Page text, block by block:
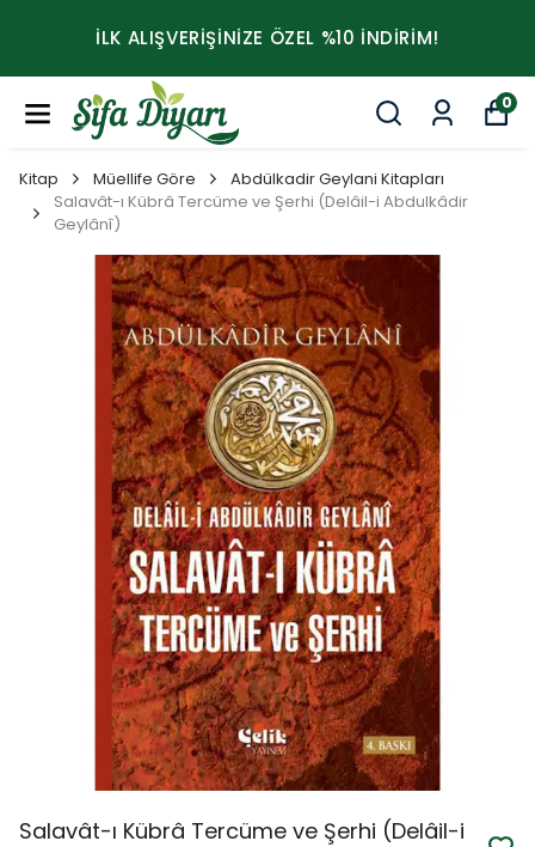
İLK ALIŞVERİŞİNİZE ÖZEL %10 İNDİRİM!
0
Kitap Müellife Göre
Abdülkadir Geylani Kitapları
Salavât-ı Kübrâ Tercüme ve Şerhi (Delâil-i Abdulkâdir
Geylânî)
Salavât-ı Kübrâ Tercüme ve Şerhi (Delâil-i